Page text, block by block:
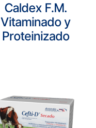
Caldex F.M.
Vitaminado y
Proteinizado